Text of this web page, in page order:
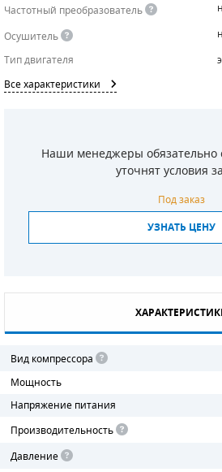
Частотный преобразователь
Осушитель
Тип двигателя
Все характеристики
Наши менеджеры обязательно
уточнят условия
Под заказ
УЗНАТЬ ЦЕНУ
Вид компрессора
Мощность
Напряжение питания
Производительность
Давление
ДАТЧИКИ
ЗАПЧАСТИ ДЛЯ ВИНТОВЫХ
СМЕННЫЕ ЭЛЕМЕНТЫ МАГИСТРАЛЬНЫХ
ДЛЯ АДСОРБЦИОННЫХ ОСУШИТЕЛЕЙ
ФИЛЬТРЫ ТОПЛИВНЫЕ
РАДИАТОРЫ